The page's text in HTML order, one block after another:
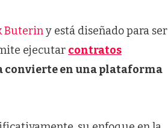
Buteriny está diseñado para ser
ejecutar contratos
convierte en una plataforma